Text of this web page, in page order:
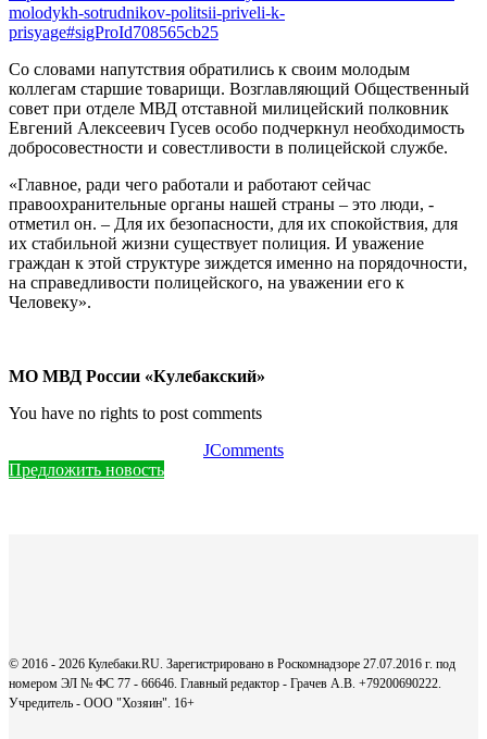
molodykh-sotrudnikov-politsii-priveli-k-
prisyage#sigProId708565cb25
Со словами напутствия обратились к своим молодым
коллегам старшие товарищи. Возглавляющий Общественный
совет при отделе МВД отставной милицейский полковник
Евгений Алексеевич Гусев особо подчеркнул необходимость
добросовестности и совестливости в полицейской службе.
«Главное, ради чего работали и работают сейчас
правоохранительные органы нашей страны – это люди, -
отметил он. – Для их безопасности, для их спокойствия, для
их стабильной жизни существует полиция. И уважение
граждан к этой структуре зиждется именно на порядочности,
на справедливости полицейского, на уважении его к
Человеку».
МО МВД России «Кулебакский»
You have no rights to post comments
JComments
Предложить новость
© 2016 - 2026 Кулебаки.RU. Зарегистрировано в Роскомнадзоре 27.07.2016 г. под
номером ЭЛ № ФС 77 - 66646. Главный редактор - Грачев А.В. +79200690222.
Учредитель - ООО "Хозяин". 16+